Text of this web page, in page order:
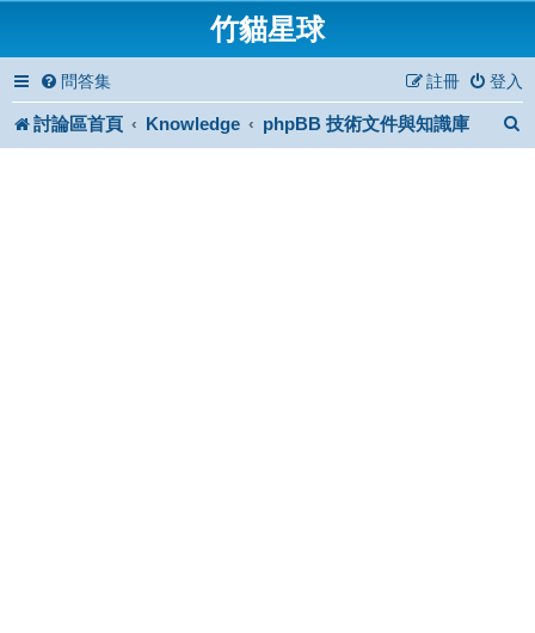
竹貓星球
問答集 登入
註冊
討論區首頁 Knowledge phpBB 技術文件與知識庫